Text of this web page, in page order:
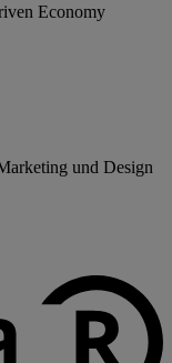
Economy
und Design